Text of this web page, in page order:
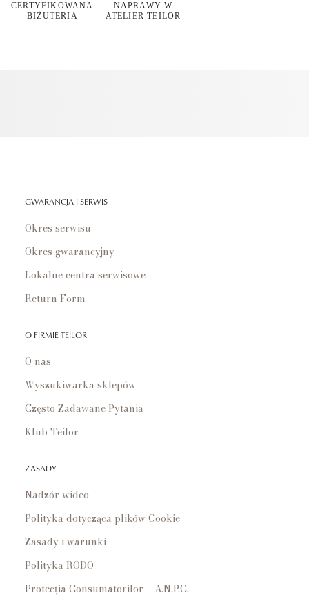
CERTYFIKOWANA
BIŻUTERIA
NAPRAWY W
ATELIER TEILOR
GWARANCJA I SERWIS
Okres serwisu
Okres gwarancyjny
Lokalne centra serwisowe
Return Form
O FIRMIE TEILOR
O nas
Wyszukiwarka sklepów
Często Zadawane Pytania
Klub Teilor
ZASADY
Nadzór wideo
Polityka dotycząca plików Cookie
Zasady i warunki
Polityka RODO
Protecția Consumatorilor – A.N.P.C.